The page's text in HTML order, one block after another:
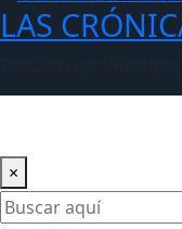
LAS
×